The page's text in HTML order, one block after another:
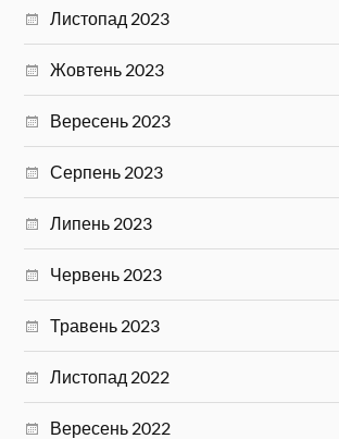
Листопад 2023
Жовтень 2023
Вересень 2023
Серпень 2023
Липень 2023
Червень 2023
Травень 2023
Листопад 2022
Вересень 2022